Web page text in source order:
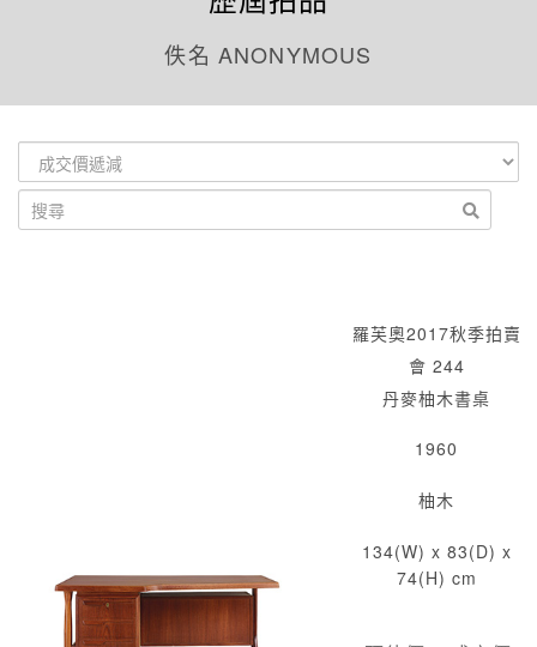
佚名 ANONYMOUS
羅芙奧2017秋季拍賣
會 244
丹麥柚木書桌
1960
柚木
134(W) x 83(D) x
74(H) cm